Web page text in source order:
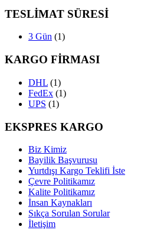
TESLİMAT SÜRESİ
3 Gün (1)
KARGO FİRMASI
DHL (1)
FedEx (1)
UPS (1)
EKSPRES KARGO
Biz Kimiz
Bayilik Başvurusu
Yurtdışı Kargo Teklifi İste
Çevre Politikamız
Kalite Politikamız
İnsan Kaynakları
Sıkça Sorulan Sorular
İletişim